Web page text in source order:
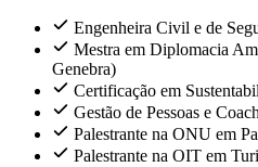
Engenheira Civil e de
Mestra em Diplomacia
Genebra)
Certificação em
Gestão de Pessoas e
Palestrante na ONU em
Palestrante na OIT em